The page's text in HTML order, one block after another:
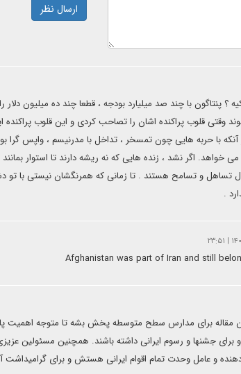
ارسال نظر
پنتاگون با چند صد میلیارد بودجه ، قطعا چند ده میلیون
وقتی قلوب پراکنده اشان را تصاحب کردی و این قلوب پراکنده
با حربه هایی چون تمسخر ، تداخل با مدرنیسم ، واپس گرا
خواهد. اگر نشد ، زنده هایی که نه ریشه دارند تا استوار
تساهل و تسامح هستند . تا زمانی که همرنگشان نیستی
.
Afghanistan was part of Iran and still
این مقاله برای مدارس سطح متوسطه پخش بشه تا متوجه اهمیت
دهنده و عامل وحدت تمام اقوام ایرانی هستش و برای